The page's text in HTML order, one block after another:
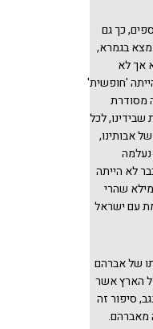
כך גם
בגמרא,
אך לא
'חופשית'
מסודרת
לכל
אבותינו,
נעלמה
לא הייתה
שהרי
עם ישראל
של אברהם
הארץ אשר
סיפור זה
מאברהם.